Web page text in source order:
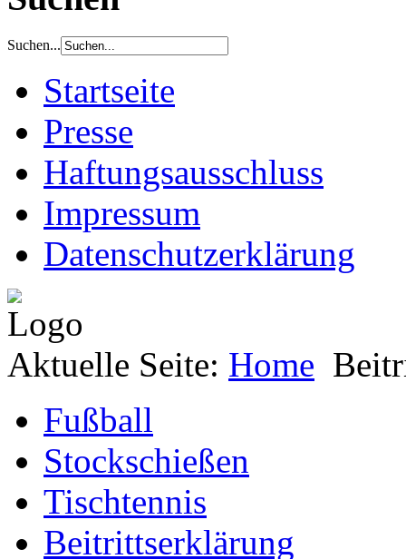
Suchen...
Startseite
Presse
Haftungsausschluss
Impressum
Datenschutzerklärung
Aktuelle Seite: Home
Fußball
Stockschießen
Tischtennis
Beitrittserklärung